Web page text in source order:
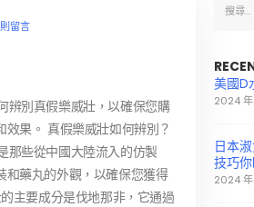
留言
辨別真假樂威壯，以確保您購
果。 真假樂威壯如何辨別？
那些從中國大陸流入的仿製
和藥丸的外觀，以確保您獲得
主要成分是伐地那非，它通過
美國D
2024
日本
技巧
2024